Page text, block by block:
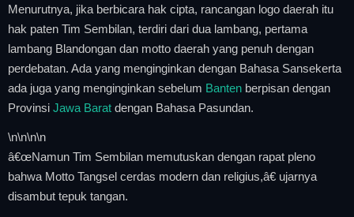
Menurutnya, jika berbicara hak cipta, rancangan logo daerah itu
hak paten Tim Sembilan, terdiri dari dua lambang, pertama
lambang Blandongan dan motto daerah yang penuh dengan
perdebatan. Ada yang menginginkan dengan Bahasa Sansekerta
ada juga yang menginginkan sebelum Banten berpisan dengan
Provinsi Jawa Barat dengan Bahasa Pasundan.
\n\n\n\n
â€œNamun Tim Sembilan memutuskan dengan rapat pleno
bahwa Motto Tangsel cerdas modern dan religius,â€ ujarnya
disambut tepuk tangan.